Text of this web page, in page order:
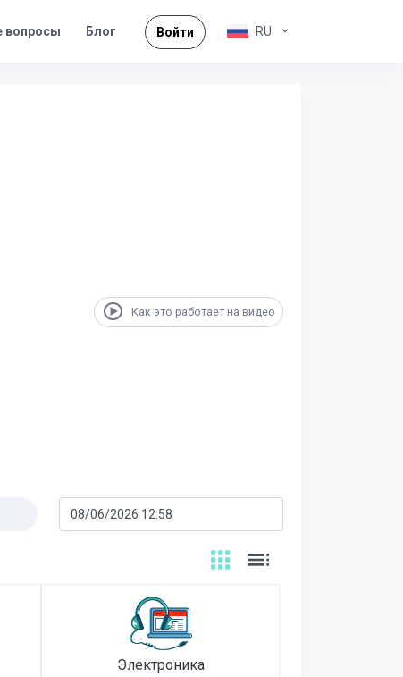
вопросы Блог Войти RU
Как это работает на видео
Электроника